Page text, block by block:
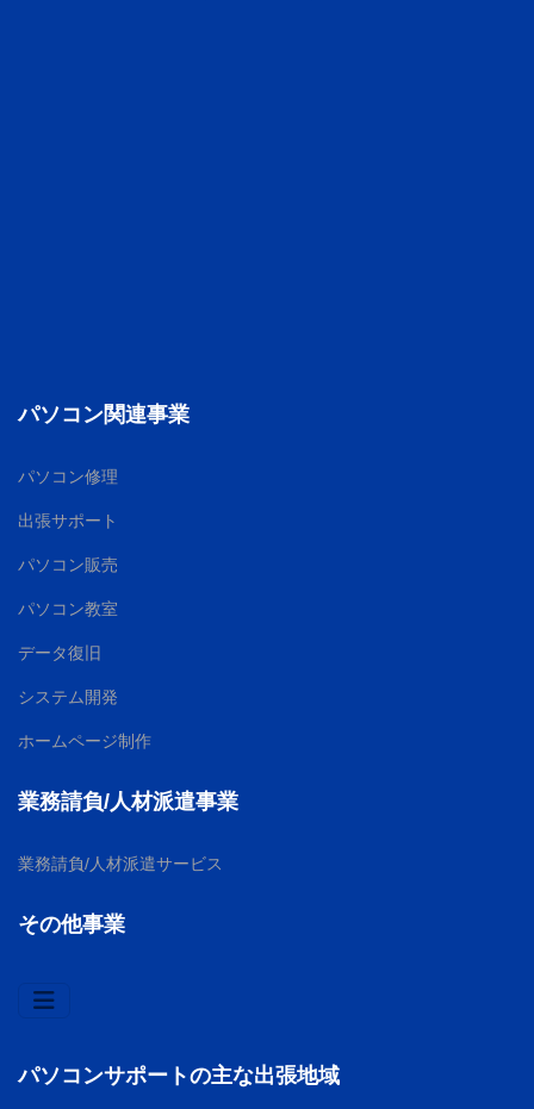
パソコン関連事業
パソコン修理
出張サポート
パソコン販売
パソコン教室
データ復旧
システム開発
ホームページ制作
業務請負/人材派遣事業
業務請負/人材派遣サービス
その他事業
パソコンサポートの主な出張地域